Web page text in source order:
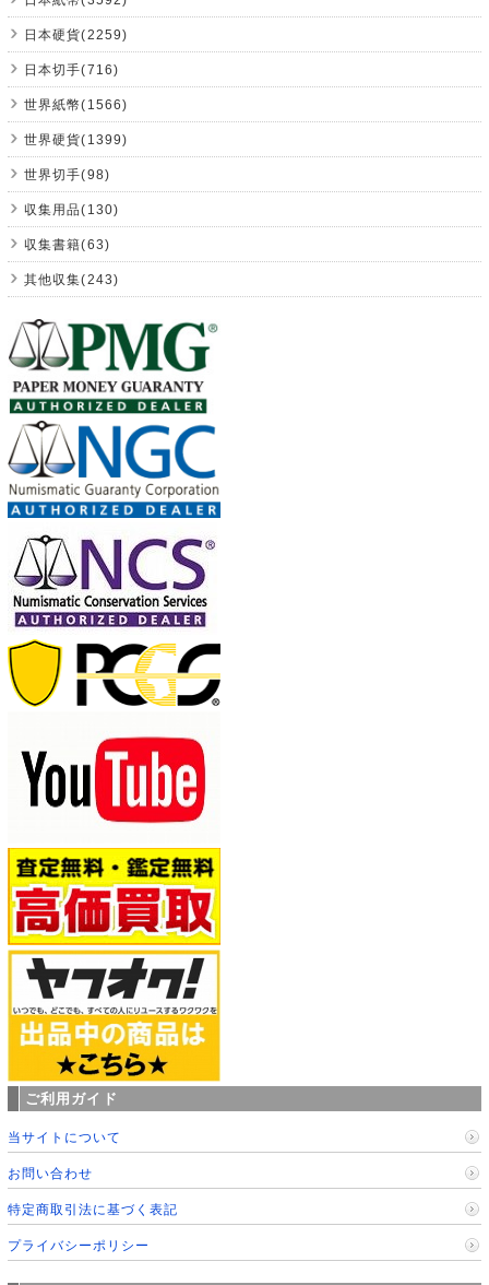
日本硬貨(2259)
日本切手(716)
世界紙幣(1566)
世界硬貨(1399)
世界切手(98)
収集用品(130)
収集書籍(63)
其他収集(243)
ご利用ガイド
当サイトについて
お問い合わせ
特定商取引法に基づく表記
プライバシーポリシー